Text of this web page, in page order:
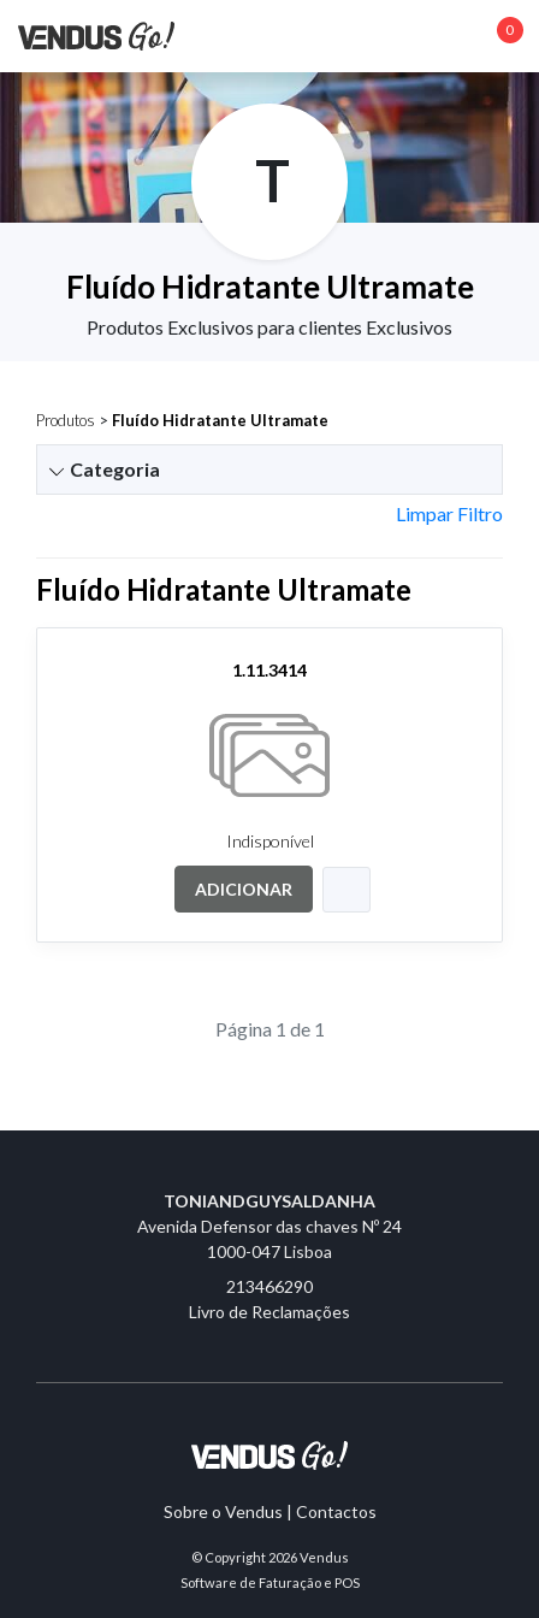
0
T
Fluído Hidratante Ultramate
Produtos Exclusivos para clientes Exclusivos
Produtos > Fluído Hidratante Ultramate
Categoria
Limpar Filtro
Fluído Hidratante Ultramate
1.11.3414
Indisponível
ADICIONAR
Página 1 de 1
TONIANDGUYSALDANHA
Avenida Defensor das chaves Nº 24
1000-047 Lisboa
213466290
Livro de Reclamações
Sobre o Vendus | Contactos
© Copyright 2026Vendus
Software de Faturação e POS